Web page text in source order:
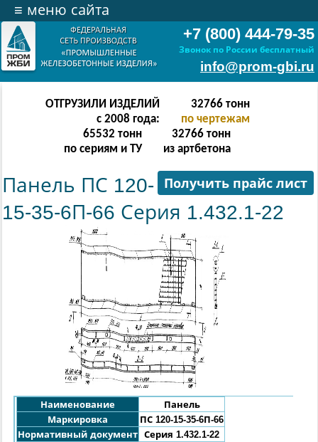
+7 (800) 444-79-35
Звонок по России бесплатный
info@prom-gbi.ru
≡ меню сайта
ОТГРУЗИЛИ ИЗДЕЛИЙ
с 2008 года:
65534тонн
по чертежам
131068 тонн
по сериям и ТУ
65534 тонн
из артбетона
Получить прайс лист
Панель ПС 120-
15-35-6П-66 Серия 1.432.1-22
Наименование
Панель
Маркировка
ПС 120-15-35-6П-66
Нормативный документ Серия 1.432.1-22